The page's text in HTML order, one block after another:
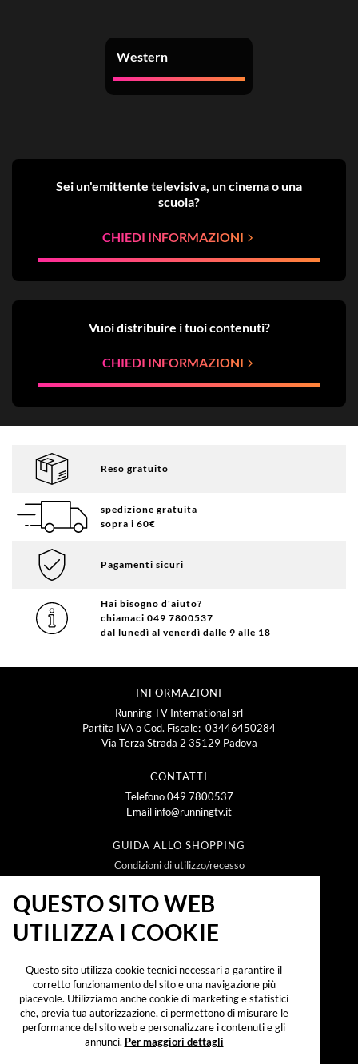
Sei un'emittente televisiva, un cinema o una
scuola?
CHIEDI INFORMAZIONI
Vuoi distribuire i tuoi contenuti?
CHIEDI INFORMAZIONI
Western
Reso gratuito
spedizione gratuita
sopra i 60€
Pagamenti sicuri
Hai bisogno d'aiuto?
chiamaci 049 7800537
dal lunedì al venerdì dalle 9 alle 18
INFORMAZIONI
Running TV International srl
Partita IVA o Cod. Fiscale: 03446450284
Via Terza Strada 2 35129 Padova
CONTATTI
Telefono049 7800537
Email info@runningtv.it
GUIDA ALLO SHOPPING
Condizioni di utilizzo/recesso
Metodi e spese di spedizione
Policy Privacy
Policy Cookie
NEWSLETTER
Iscrivendomi alla newsletter dichiaro di aver preso
visione dell'informativa sul trattamento dei dati
personali secondo il reg. UE 2016/679 ("GDPR")
accetto di ricevere promozioni, offerte e
QUESTO SITO WEB
UTILIZZA I COOKIE
Questo sito utilizza cookie tecnici necessari a garantire il
corretto funzionamento del sito e una navigazione più
piacevole. Utilizziamo anche cookie di marketing e statistici
che, previa tua autorizzazione, ci permettono di misurare le
performance del sito web e personalizzare i contenuti e gli
annunci. Per maggiori dettagli